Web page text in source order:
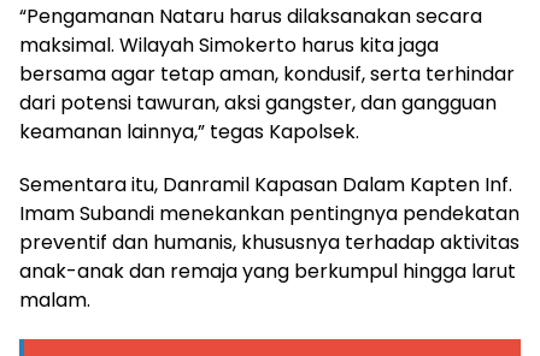
“Pengamanan Nataru harus dilaksanakan secara
maksimal. Wilayah Simokerto harus kita jaga
bersama agar tetap aman, kondusif, serta terhindar
dari potensi tawuran, aksi gangster, dan gangguan
keamanan lainnya,” tegas Kapolsek.
Sementara itu, Danramil Kapasan Dalam Kapten Inf.
Imam Subandi menekankan pentingnya pendekatan
preventif dan humanis, khususnya terhadap aktivitas
anak-anak dan remaja yang berkumpul hingga larut
malam.